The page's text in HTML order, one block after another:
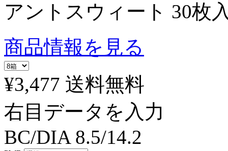
アントスウィート 30枚
商品情報を見る
¥3,477 送料無料
右目データを入力
BC/DIA 8.5/14.2